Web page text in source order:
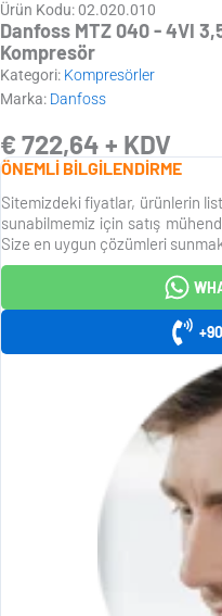
Ürün Kodu: 02.020.010
Danfoss MTZ 040 - 4VI
Kompresör
Kategori: Kompresörler
Marka: Danfoss
€ 722,64 + KDV
ÖNEMLİ BİLGİLENDİRME
Sitemizdeki fiyatlar, ürünlerin
sunabilmemiz için satış
Size en uygun çözümleri